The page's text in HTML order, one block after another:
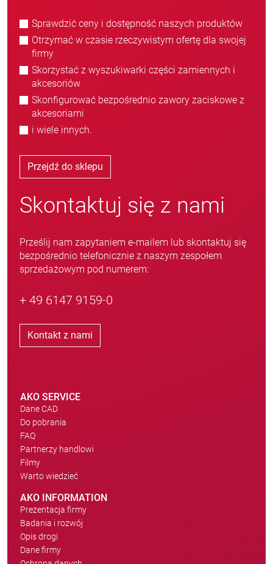
Sprawdzić ceny i dostępność naszych produktów
Otrzymać w czasie rzeczywistym ofertę dla swojej
firmy
Skorzystać z wyszukiwarki części zamiennych i
akcesoriów
Skonfigurować bezpośrednio zawory zaciskowe z
akcesoriami
i wiele innych.
Przejdź do sklepu
Skontaktuj się z nami
Prześlij nam zapytaniem e-mailem lub skontaktuj się
bezpośrednio telefonicznie z naszym zespołem
sprzedażowym pod numerem:
+ 49 6147 9159-0
Kontakt z nami
AKO SERVICE
Dane CAD
Do pobrania
FAQ
Partnerzy handlowi
Filmy
Warto wiedzieć
AKO INFORMATION
Prezentacja firmy
Badania i rozwój
Opis drogi
Dane firmy